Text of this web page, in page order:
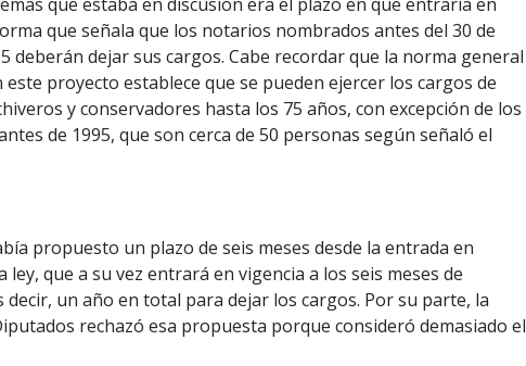
que estaba en discusión era el plazo en que entraría en
que señala que los notarios nombrados antes del 30 de
deberán dejar sus cargos. Cabe recordar que la norma general
proyecto establece que se pueden ejercer los cargos de
y conservadores hasta los 75 años, con excepción de los
de 1995, que son cerca de 50 personas según señaló el
propuesto un plazo de seis meses desde la entrada en
ley, que a su vez entrará en vigencia a los seis meses de
decir, un año en total para dejar los cargos. Por su parte, la
rechazó esa propuesta porque consideró demasiado el